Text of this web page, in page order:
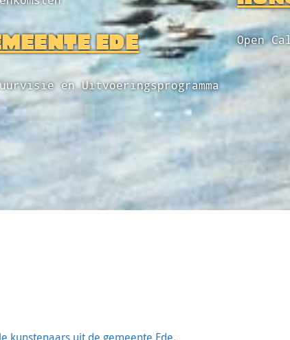
EDE
en Uitvoeringsprogramma
Open